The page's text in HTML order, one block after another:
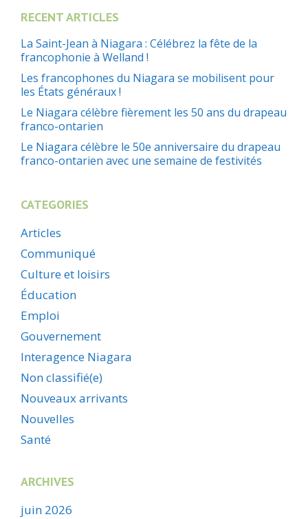
RECENT ARTICLES
La Saint-Jean à Niagara : Célébrez la fête de la
francophonie à Welland !
Les francophones du Niagara se mobilisent pour
les États généraux !
Le Niagara célèbre fièrement les 50 ans du drapeau
franco-ontarien
Le Niagara célèbre le 50e anniversaire du drapeau
franco-ontarien avec une semaine de festivités
CATEGORIES
Articles
Communiqué
Culture et loisirs
Éducation
Emploi
Gouvernement
Interagence Niagara
Non classifié(e)
Nouveaux arrivants
Nouvelles
Santé
ARCHIVES
juin 2026